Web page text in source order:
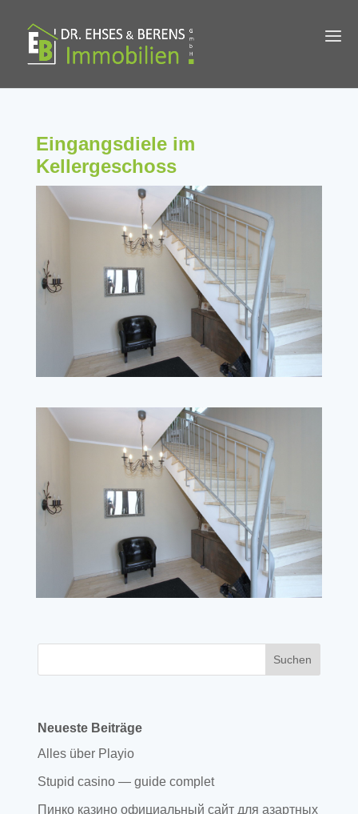
Eingangsdiele im
Kellergeschoss
Neueste Beiträge
Alles über Playio
Stupid casino — guide complet
Пинко казино официальный сайт для азартных